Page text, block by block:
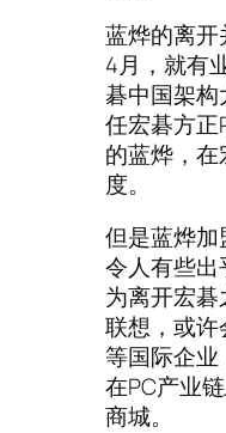
蓝烨的离
4月，就有
碁中国架
任宏碁方正
的蓝烨，
度。
但是蓝烨加
令人有些出
为离开宏
联想，或许
等国际企业
在PC产业
商城。